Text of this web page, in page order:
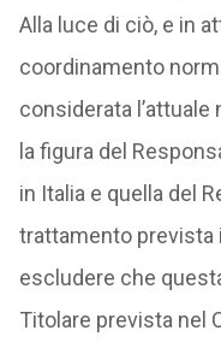
Alla luce di ciò, e in
coordinamento
considerata
la figura del
in Italia e quella del
trattamento prevista
escludere che
Titolare prevista nel